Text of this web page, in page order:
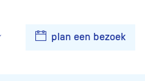
plan een bezoek